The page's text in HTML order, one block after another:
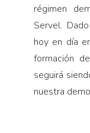
régimen
Servel.
hoy en día
formación
seguirá
nuestra